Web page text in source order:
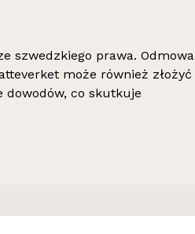
szwedzkiego prawa. Odmowa
może również złożyć
dowodów, co skutkuje